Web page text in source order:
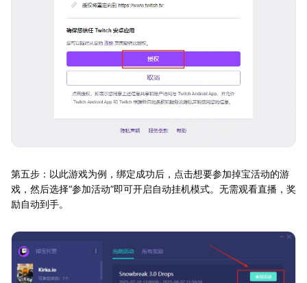
第五步：以此游戏为例，绑定成功后，点击想要参加掉宝活动的游
戏，然后选择“参加活动”即可开启自动挂机模式。无需观看直播，奖
励自动到手。